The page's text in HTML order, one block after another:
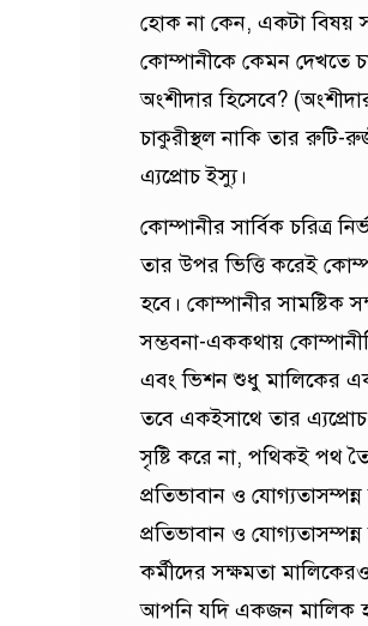
হোক না কেন, একটা বিষয়
কোম্পানীকে কেমন দেখতে
অংশীদার হিসেবে?
চাকুরীস্থল নাকি তার রুটি-
এ্যপ্রোচ ইস্যু।
কোম্পানীর সার্বিক চরিত্র
তার উপর ভিত্তি করেই
হবে। কোম্পানীর সামষ্টিক
সম্ভবনা-এককথায়
এবং ভিশন শুধু মালিকের
তবে একইসাথে তার
সৃষ্টি করে না, পথিকই পথ
প্রতিভাবান ও
প্রতিভাবান ও
কর্মীদের সক্ষমতা
আপনি যদি একজন মালিক